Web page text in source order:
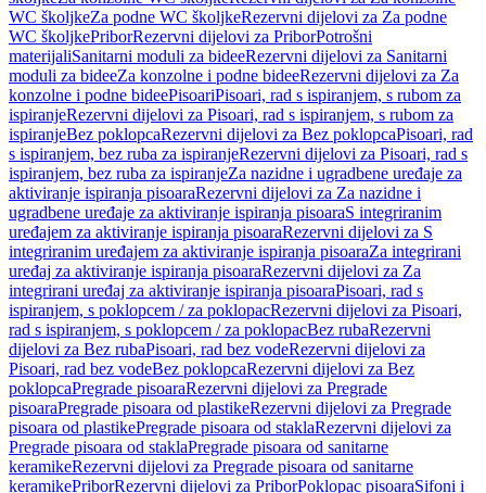
WC školjkeZa podne WC školjkeRezervni dijelovi za Za podne
WC školjkePriborRezervni dijelovi za PriborPotrošni
materijaliSanitarni moduli za bideeRezervni dijelovi za Sanitarni
moduli za bideeZa konzolne i podne bideeRezervni dijelovi za Za
konzolne i podne bideePisoariPisoari, rad s ispiranjem, s rubom za
ispiranjeRezervni dijelovi za Pisoari, rad s ispiranjem, s rubom za
ispiranjeBez poklopcaRezervni dijelovi za Bez poklopcaPisoari, rad
s ispiranjem, bez ruba za ispiranjeRezervni dijelovi za Pisoari, rad s
ispiranjem, bez ruba za ispiranjeZa nazidne i ugradbene uređaje za
aktiviranje ispiranja pisoaraRezervni dijelovi za Za nazidne i
ugradbene uređaje za aktiviranje ispiranja pisoaraS integriranim
uređajem za aktiviranje ispiranja pisoaraRezervni dijelovi za S
integriranim uređajem za aktiviranje ispiranja pisoaraZa integrirani
uređaj za aktiviranje ispiranja pisoaraRezervni dijelovi za Za
integrirani uređaj za aktiviranje ispiranja pisoaraPisoari, rad s
ispiranjem, s poklopcem / za poklopacRezervni dijelovi za Pisoari,
rad s ispiranjem, s poklopcem / za poklopacBez rubaRezervni
dijelovi za Bez rubaPisoari, rad bez vodeRezervni dijelovi za
Pisoari, rad bez vodeBez poklopcaRezervni dijelovi za Bez
poklopcaPregrade pisoaraRezervni dijelovi za Pregrade
pisoaraPregrade pisoara od plastikeRezervni dijelovi za Pregrade
pisoara od plastikePregrade pisoara od staklaRezervni dijelovi za
Pregrade pisoara od staklaPregrade pisoara od sanitarne
keramikeRezervni dijelovi za Pregrade pisoara od sanitarne
keramikePriborRezervni dijelovi za PriborPoklopac pisoaraSifoni i